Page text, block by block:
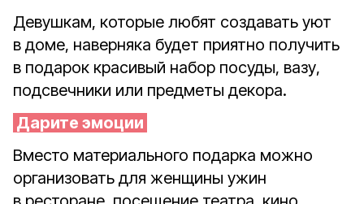
Девушкам, которые любят создавать уют
в доме, наверняка будет приятно получить
в подарок красивый набор посуды, вазу,
подсвечники или предметы декора.
Дарите эмоции
Вместо материального подарка можно
организовать для женщины ужин